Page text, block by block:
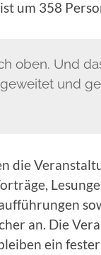
um 358
oben. Und
und
die
an. Die
ein